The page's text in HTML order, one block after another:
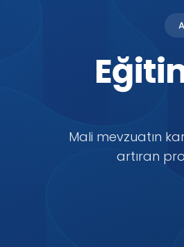
Mali mevzuatın
artıran